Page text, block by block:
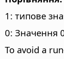
1: типове
0: Значення
To avoid a